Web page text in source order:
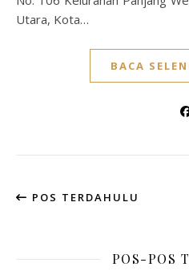
Utara, Kota…
BACA
POS TERDAHULU
POS-POS